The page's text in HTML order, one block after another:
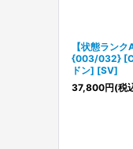
【状態ラン
{003/032}
ドン] [SV]
37,800円(税